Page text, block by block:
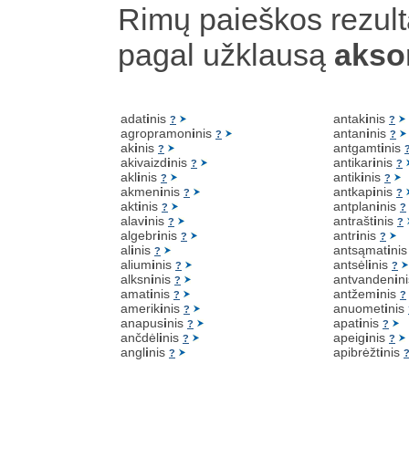
Rimų paieškos
pagal užklausą
adatinis ?
agropramoninis ?
akinis ?
akivaizdinis ?
aklinis ?
akmeninis ?
aktinis ?
alavinis ?
algebrinis ?
alinis ?
aliuminis ?
alksninis ?
amatinis ?
amerikinis ?
anapusinis ?
ančdėlinis ?
anglinis ?
antakinis ?
antaninis ?
antgamtinis
antikarinis ?
antikinis ?
antkapinis ?
antplaninis ?
antraštinis ?
antrinis ?
antsąmati
antsėlinis ?
antvandeni
antžeminis ?
anuometinis
apatinis ?
apeiginis ?
apibrėžtinis ?